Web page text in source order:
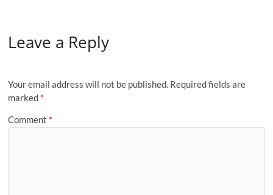
Leave a Reply
Your email address will not be published. Required fields are
marked *
Comment *